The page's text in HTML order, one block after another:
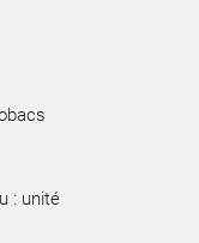
: unité